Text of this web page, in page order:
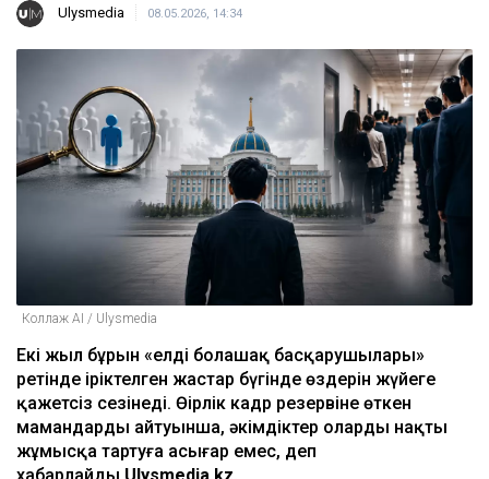
Ulysmedia 08.05.2026, 14:34
Коллаж AI / Ulysmedia
Екі жыл бұрын «елдің болашақ басқарушылары»
ретінде іріктелген жастар бүгінде өздерін жүйеге
қажетсіз сезінеді. Өңірлік кадр резервіне өткен
мамандардың айтуынша, әкімдіктер оларды нақты
жұмысқа тартуға асығар емес, деп